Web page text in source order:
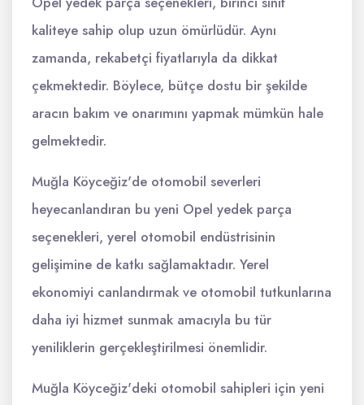
kaliteye sahip olup uzun ömürlüdür. Aynı
zamanda, rekabetçi fiyatlarıyla da dikkat
çekmektedir. Böylece, bütçe dostu bir şekilde
aracın bakım ve onarımını yapmak mümkün hale
gelmektedir.
Muğla Köyceğiz'de otomobil severleri
heyecanlandıran bu yeni Opel yedek parça
seçenekleri, yerel otomobil endüstrisinin
gelişimine de katkı sağlamaktadır. Yerel
ekonomiyi canlandırmak ve otomobil tutkunlarına
daha iyi hizmet sunmak amacıyla bu tür
yeniliklerin gerçekleştirilmesi önemlidir.
Muğla Köyceğiz'deki otomobil sahipleri için yeni